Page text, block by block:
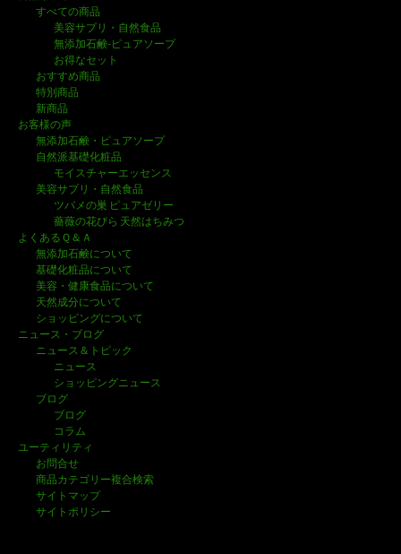
すべての商品
美容サプリ・自然食品
無添加石鹸-ピュアソープ
お得なセット
おすすめ商品
特別商品
新商品
お客様の声
無添加石鹸・ピュアソープ
自然派基礎化粧品
モイスチャーエッセンス
美容サプリ・自然食品
ツバメの巣 ピュアゼリー
薔薇の花びら 天然はちみつ
よくあるＱ＆Ａ
無添加石鹸について
基礎化粧品について
美容・健康食品について
天然成分について
ショッピングについて
ニュース・ブログ
ニュース＆トピック
ニュース
ショッピングニュース
ブログ
ブログ
コラム
ユーティリティ
お問合せ
商品カテゴリー複合検索
サイトマップ
サイトポリシー